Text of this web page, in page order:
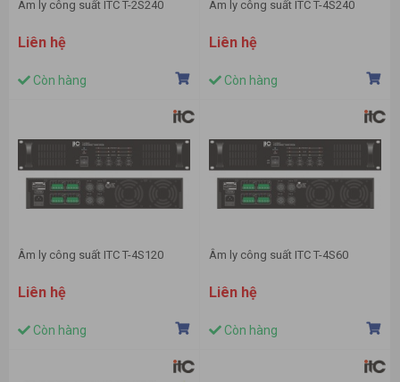
Âm ly công suất ITC T-2S240
Liên hệ
Còn hàng
Âm ly công suất ITC T-4S240
Liên hệ
Còn hàng
Âm ly công suất ITC T-4S120
Liên hệ
Còn hàng
Âm ly công suất ITC T-4S60
Liên hệ
Còn hàng